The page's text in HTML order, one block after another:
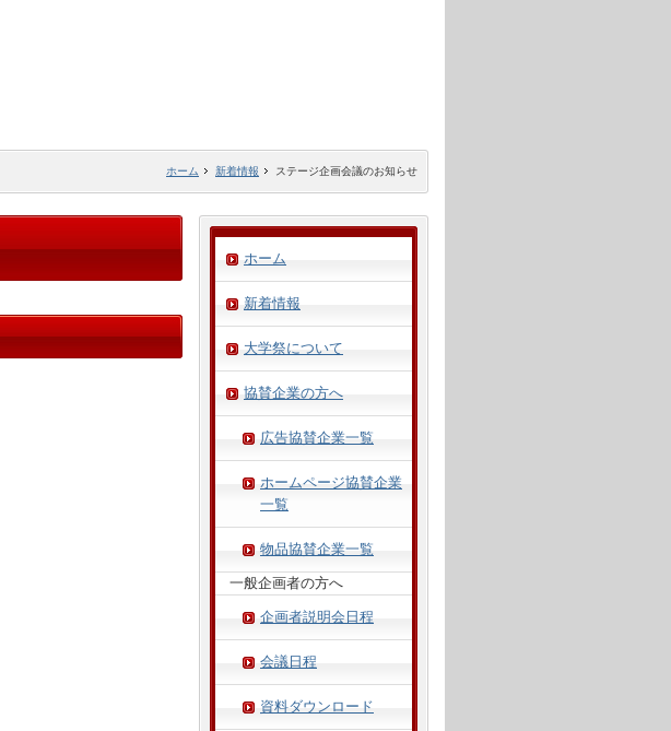
ホーム 新着情報 ステージ企画会議のお知らせ
ホーム
新着情報
大学祭について
協賛企業の方へ
広告協賛企業一覧
ホームページ協賛企業
一覧
物品協賛企業一覧
一般企画者の方へ
企画者説明会日程
会議日程
資料ダウンロード